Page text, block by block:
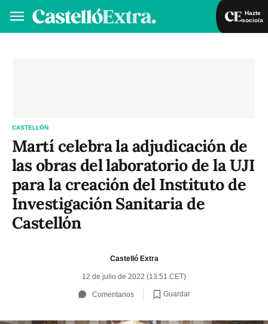
Hazte
socio/a
CASTELLÓN
Martí celebra la adjudicación de
las obras del laboratorio de la UJI
para la creación del Instituto de
Investigación Sanitaria de
Castellón
Castelló Extra
12 de julio de 2022 (13:51 CET)
Comentarios Guardar